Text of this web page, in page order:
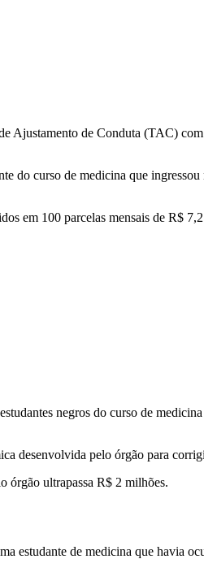
Ajustamento de Conduta (TAC)
do curso de medicina que
em 100 parcelas mensais de R$
negros do curso de
desenvolvida pelo órgão para
órgão ultrapassa R$ 2 milhões.
estudante de medicina que havia